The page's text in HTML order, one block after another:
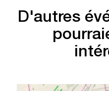
D'autres